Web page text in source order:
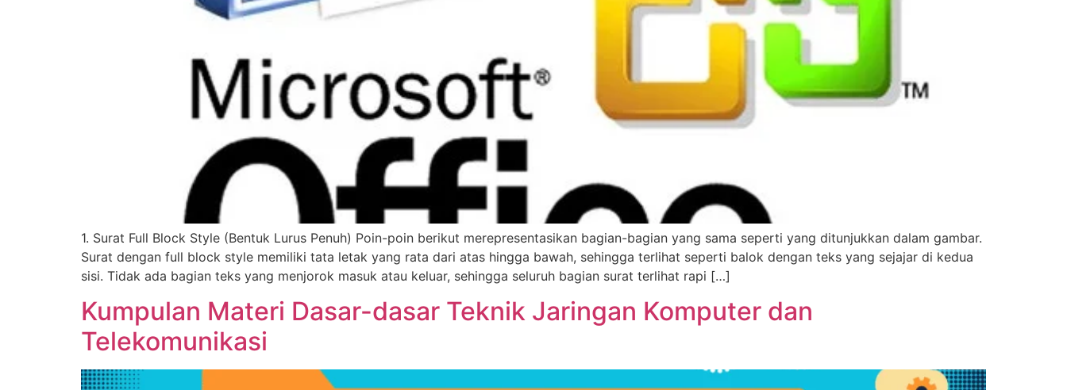
1. Surat Full Block Style (Bentuk Lurus Penuh) Poin-poin berikut merepresentasikan bagian-bagian yang sama seperti yang ditunjukkan dalam gambar.
Surat dengan full block style memiliki tata letak yang rata dari atas hingga bawah, sehingga terlihat seperti balok dengan teks yang sejajar di kedua
sisi. Tidak ada bagian teks yang menjorok masuk atau keluar, sehingga seluruh bagian surat terlihat rapi […]
Kumpulan Materi Dasar-dasar Teknik Jaringan Komputer dan
Telekomunikasi